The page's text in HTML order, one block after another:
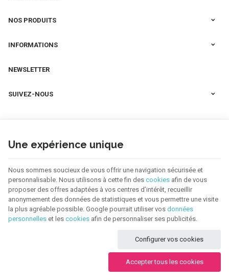
NOS PRODUITS
INFORMATIONS
NEWSLETTER
SUIVEZ-NOUS
, accélérateur d'e-commerce pour
Une expérience unique
Nous sommes soucieux de vous offrir une navigation sécurisée et
personnalisable. Nous utilisons à cette fin des cookies afin de vous
proposer des offres adaptées à vos centres d’intérêt, recueillir
anonymement des données de statistiques et vous permettre une visite
la plus agréable possible. Google pourrait utiliser vos données
personnelles et les cookies afin de personnaliser ses publicités.
Configurer vos cookies
Accepter tous les cookies